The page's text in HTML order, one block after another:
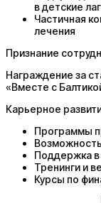
в детские
Частичная
лечения
Признание
Награждение за
«Вместе с
Карьерное
Программы
Поддержка в
Тренинги и
Курсы по